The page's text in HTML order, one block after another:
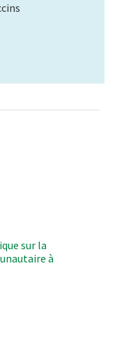
sur la
à